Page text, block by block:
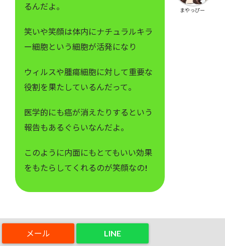
LINE
るんだよ。
笑いや笑顔は体内にナチュラルキラ
ー細胞という細胞が活発になり
ウィルスや腫瘍細胞に対して重要な
役割を果たしているんだって。
医学的にも癌が消えたりするという
報告もあるぐらいなんだよ。
このように内面にもとてもいい効果
をもたらしてくれるのが笑顔なの!
まやっぴー